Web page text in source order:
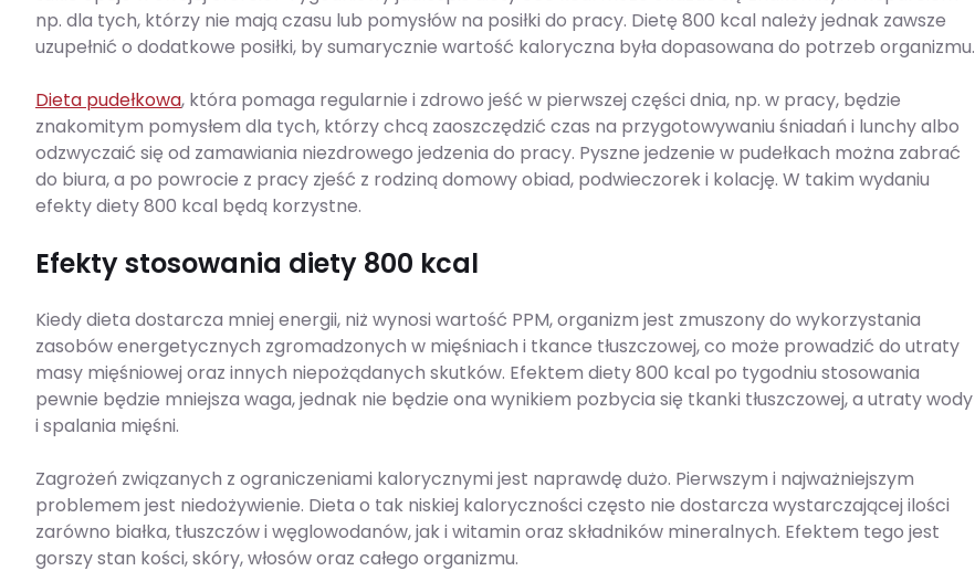
np. dla tych, którzy nie mają czasu lub pomysłów na posiłki do pracy. Dietę 800 kcal należy jednak zawsze
uzupełnić o dodatkowe posiłki, by sumarycznie wartość kaloryczna była dopasowana do potrzeb organizmu.
Dieta pudełkowa, która pomaga regularnie i zdrowo jeść w pierwszej części dnia, np. w pracy, będzie
znakomitym pomysłem dla tych, którzy chcą zaoszczędzić czas na przygotowywaniu śniadań i lunchy albo
odzwyczaić się od zamawiania niezdrowego jedzenia do pracy. Pyszne jedzenie w pudełkach można zabrać
do biura, a po powrocie z pracy zjeść z rodziną domowy obiad, podwieczorek i kolację. W takim wydaniu
efekty diety 800 kcal będą korzystne.
Efekty stosowania diety 800 kcal
Kiedy dieta dostarcza mniej energii, niż wynosi wartość PPM, organizm jest zmuszony do wykorzystania
zasobów energetycznych zgromadzonych w mięśniach i tkance tłuszczowej, co może prowadzić do utraty
masy mięśniowej oraz innych niepożądanych skutków. Efektem diety 800 kcal po tygodniu stosowania
pewnie będzie mniejsza waga, jednak nie będzie ona wynikiem pozbycia się tkanki tłuszczowej, a utraty wody
i spalania mięśni.
Zagrożeń związanych z ograniczeniami kalorycznymi jest naprawdę dużo. Pierwszym i najważniejszym
problemem jest niedożywienie. Dieta o tak niskiej kaloryczności często nie dostarcza wystarczającej ilości
zarówno białka, tłuszczów i węglowodanów, jak i witamin oraz składników mineralnych. Efektem tego jest
gorszy stan kości, skóry, włosów oraz całego organizmu.